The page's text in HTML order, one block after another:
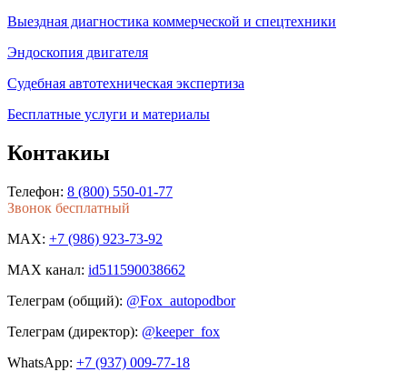
Выездная диагностика коммерческой и спецтехники
Эндоскопия двигателя
Судебная автотехническая экспертиза
Бесплатные услуги и материалы
Контакиы
Телефон: 8 (800) 550-01-77
Звонок бесплатный
MAX: +7 (986) 923-73-92
MAX канал: id511590038662
Телеграм (общий): @Fox_autopodbor
Телеграм (директор): @keeper_fox
WhatsApp: +7 (937) 009-77-18